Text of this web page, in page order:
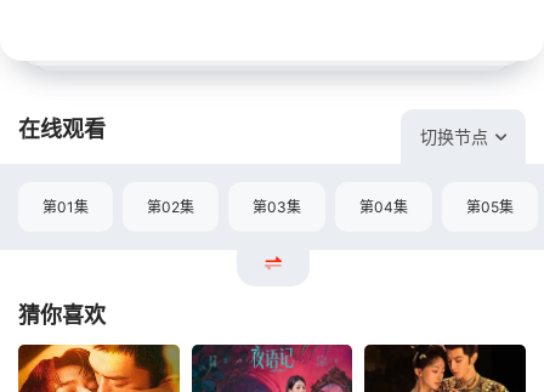
在线观看 切换节点
第01集 第02集 第03集 第04集 第05集
猜你喜欢